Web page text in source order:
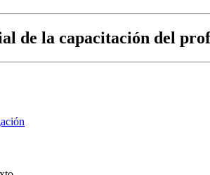
de la capacitación del